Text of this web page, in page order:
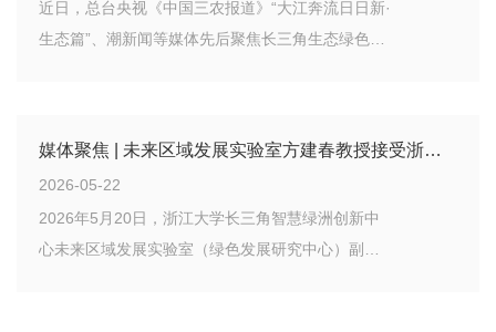
近日，总台央视《中国三农报道》“大江奔流日日新·
生态篇”、潮新闻等媒体先后聚焦长三角生态绿色一
果。
媒体聚焦 | 未来区域发展实验室方建春教授接受浙江经视采访
2026-05-22
2026年5月20日，浙江大学长三角智慧绿洲创新中
心未来区域发展实验室（绿色发展研究中心）副主